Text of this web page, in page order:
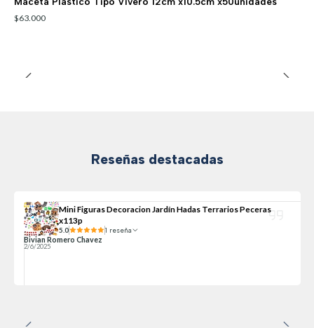
$63.000
Reseñas destacadas
Mini Figuras Decoracion Jardín Hadas Terrarios Peceras
x113p
5.0 1 reseña
Bivian Romero Chavez
2/6/2025